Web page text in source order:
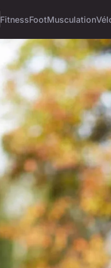
FitnessFootMusculation